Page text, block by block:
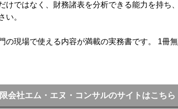
けではなく、財務諸表を分析できる能力を持ち
い。
現場で使える内容が満載の実務書です。 1冊
会社エム・エヌ・コンサルのサイトはこちら